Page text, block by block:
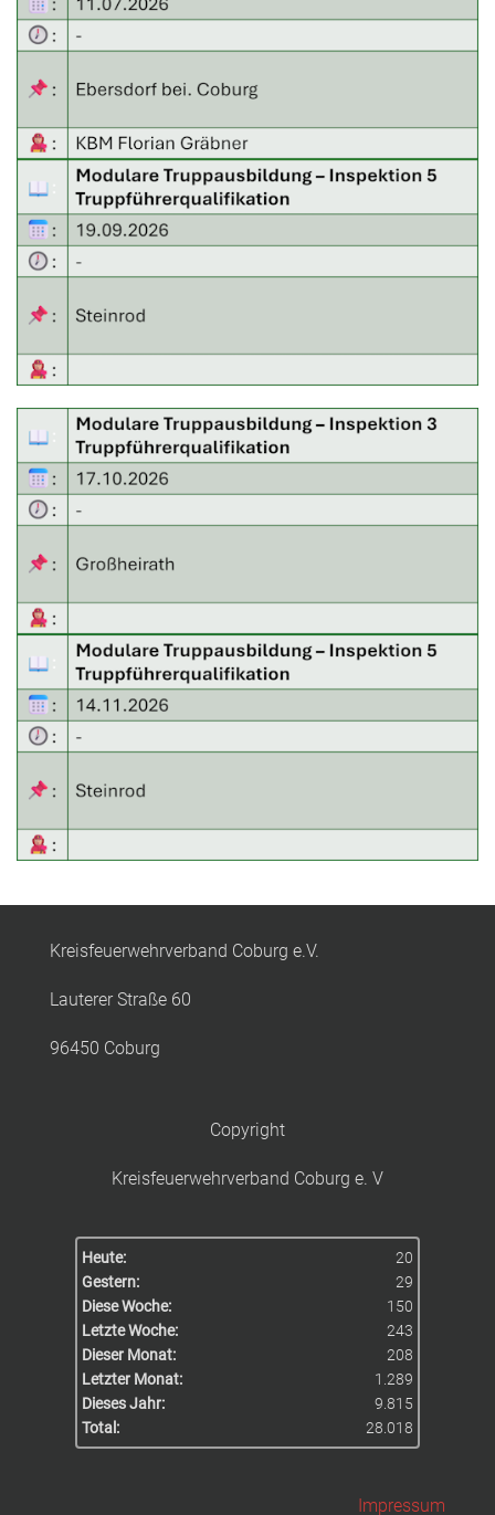
Kreisfeuerwehrverband Coburg e.V.
Lauterer Straße 60
96450 Coburg
Copyright
Kreisfeuerwehrverband Coburg e. V
Heute:
20
Gestern:
29
Diese Woche:
150
Letzte Woche:
243
Dieser Monat:
208
Letzter Monat:
1.289
Dieses Jahr:
9.815
Total:
28.018
Impressum